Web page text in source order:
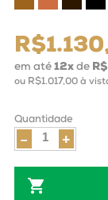
em até 12xde
ou R$1.017,00à
Quantidade
+
-